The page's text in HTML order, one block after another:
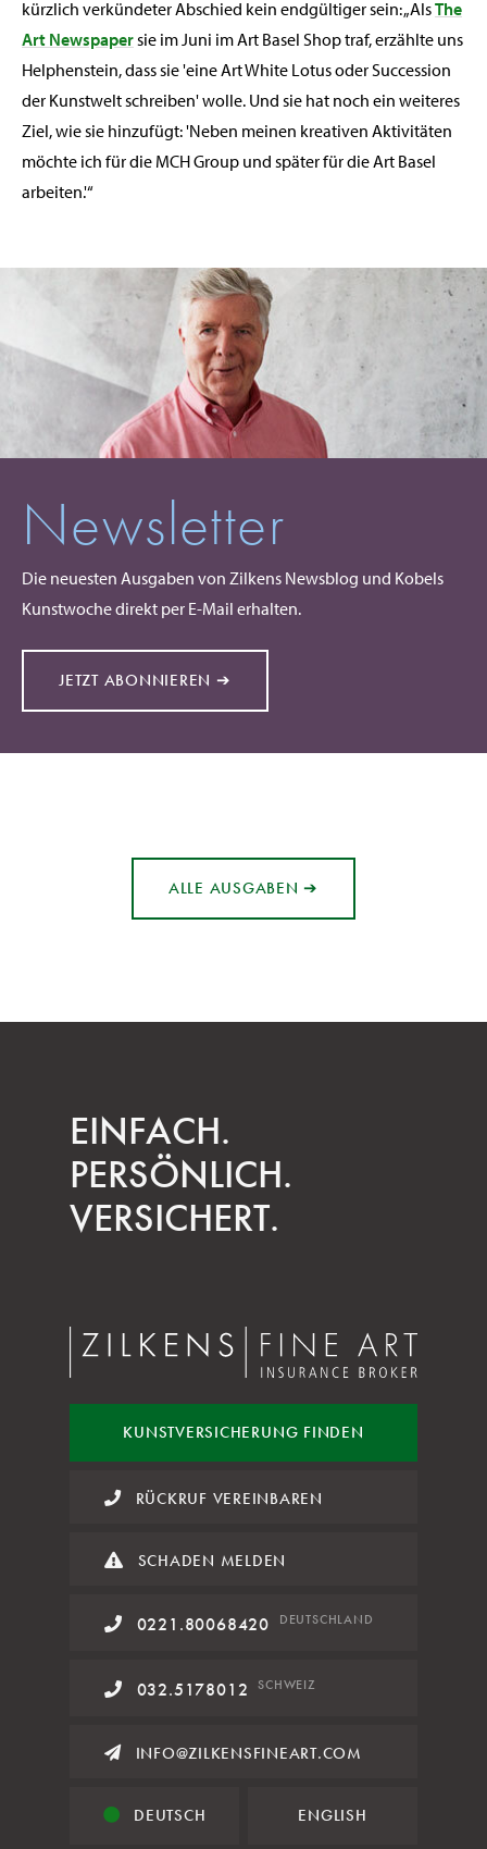
kürzlich verkündeter Abschied kein endgültiger sein: „AlsThe
Art Newspapersie im Juni im Art Basel Shop traf, erzählte uns
Helphenstein, dass sie 'eine Art White Lotus oder Succession
der Kunstwelt schreiben' wolle. Und sie hat noch ein weiteres
Ziel, wie sie hinzufügt: 'Neben meinen kreativen Aktivitäten
möchte ich für die MCH Group und später für die Art Basel
arbeiten.'“
Newsletter
Die neuesten Ausgaben von Zilkens Newsblog und Kobels
Kunstwoche direkt per E-Mail erhalten.
JETZT ABONNIEREN ➔
ALLE AUSGABEN ➔
EINFACH.
PERSÖNLICH.
VERSICHERT.
KUNSTVERSICHERUNG FINDEN
RÜCKRUF VEREINBAREN
SCHADEN MELDEN
0221.80068420 DEUTSCHLAND
032.5178012 SCHWEIZ
INFO@ZILKENSFINEART.COM
DEUTSCH ENGLISH